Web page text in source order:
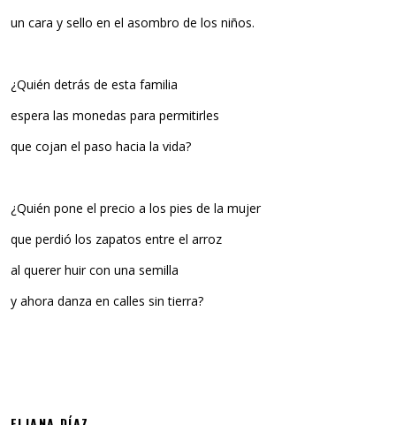
un cara y sello en el asombro de los niños.
¿Quién detrás de esta familia
espera las monedas para permitirles
que cojan el paso hacia la vida?
¿Quién pone el precio a los pies de la mujer
que perdió los zapatos entre el arroz
al querer huir con una semilla
y ahora danza en calles sin tierra?